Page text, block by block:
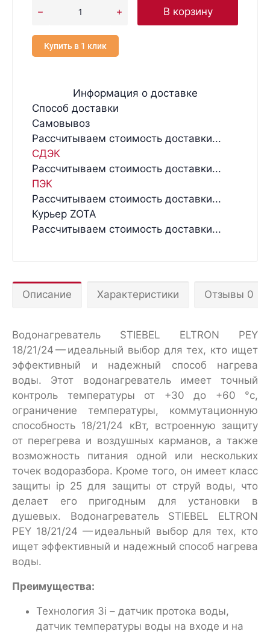
В корзину
Купить в 1 клик
Информация о доставке
Способ доставки
Самовывоз
Рассчитываем стоимость доставки...
СДЭК
Рассчитываем стоимость доставки...
ПЭК
Рассчитываем стоимость доставки...
Курьер ZOTA
Рассчитываем стоимость доставки...
Описание Характеристики Отзывы 0
Водонагреватель STIEBEL ELTRON PEY
18/21/24 — идеальный выбор для тех, кто ищет
эффективный и надежный способ нагрева
воды. Этот водонагреватель имеет точный
контроль температуры от +30 до +60 °c,
ограничение температуры, коммутационную
способность 18/21/24 кВт, встроенную защиту
от перегрева и воздушных карманов, а также
возможность питания одной или нескольких
точек водоразбора. Кроме того, он имеет класс
защиты ip 25 для защиты от струй воды, что
делает его пригодным для установки в
душевых. Водонагреватель STIEBEL ELTRON
PEY 18/21/24 — идеальный выбор для тех, кто
ищет эффективный и надежный способ нагрева
воды.
Преимущества:
Технология 3i – датчик протока воды,
датчик температуры воды на входе и на